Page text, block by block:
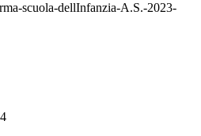
scuola-dellInfanzia-A.S.-2023-